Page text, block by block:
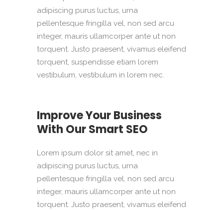
adipiscing purus luctus, urna
pellentesque fringilla vel, non sed arcu
integer, mauris ullamcorper ante ut non
torquent. Justo praesent, vivamus eleifend
torquent, suspendisse etiam lorem
vestibulum, vestibulum in lorem nec.
Improve Your Business
With Our Smart SEO
Lorem ipsum dolor sit amet, nec in
adipiscing purus luctus, urna
pellentesque fringilla vel, non sed arcu
integer, mauris ullamcorper ante ut non
torquent. Justo praesent, vivamus eleifend